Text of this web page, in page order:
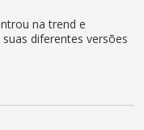
na trend e
diferentes versões